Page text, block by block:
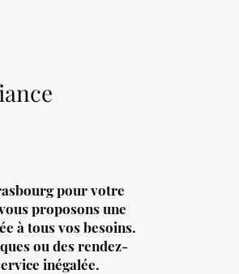
pour votre
proposons une
à tous vos besoins.
ou des rendez-
inégalée.